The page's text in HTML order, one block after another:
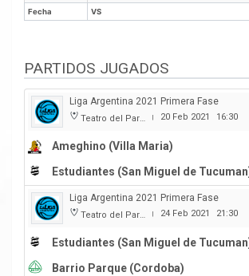
Fecha VS
Fecha VS
PARTIDOS JUGADOS
Liga Argentina 2021 Primera Fase
Teatro del Parque | 20 Feb 2021 16:30
Ameghino (Villa Maria)
Estudiantes (San Miguel de
Liga Argentina 2021 Primera Fase
Teatro del Parque | 24 Feb 2021 21:30
Estudiantes (San Miguel de
Barrio Parque (Cordoba)